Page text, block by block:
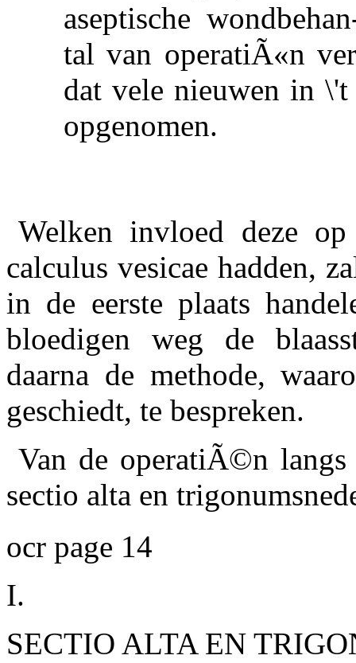
aseptische
tal van operatiÃ«n
dat vele nieuwen in
opgenomen.
Welken invloed deze
calculus vesicae hadden,
in de eerste plaats
bloedigen weg de
daarna de methode,
geschiedt, te bespreken.
Van de operatiÃ©n
sectio alta en
ocr page 14
I.
SECTIO ALTA EN